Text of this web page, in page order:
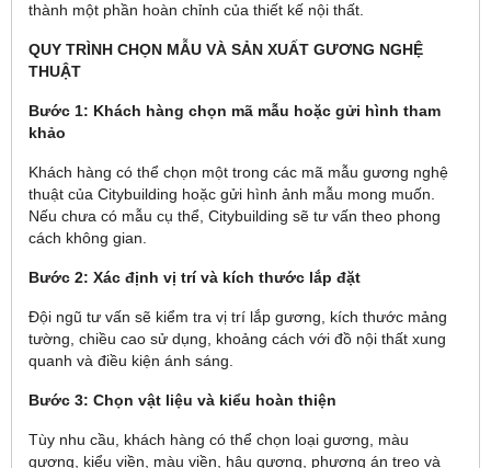
thành một phần hoàn chỉnh của thiết kế nội thất.
QUY TRÌNH CHỌN MẪU VÀ SẢN XUẤT GƯƠNG NGHỆ
THUẬT
Bước 1: Khách hàng chọn mã mẫu hoặc gửi hình tham
khảo
Khách hàng có thể chọn một trong các mã mẫu gương nghệ
thuật của Citybuilding hoặc gửi hình ảnh mẫu mong muốn.
Nếu chưa có mẫu cụ thể, Citybuilding sẽ tư vấn theo phong
cách không gian.
Bước 2: Xác định vị trí và kích thước lắp đặt
Đội ngũ tư vấn sẽ kiểm tra vị trí lắp gương, kích thước mảng
tường, chiều cao sử dụng, khoảng cách với đồ nội thất xung
quanh và điều kiện ánh sáng.
Bước 3: Chọn vật liệu và kiểu hoàn thiện
Tùy nhu cầu, khách hàng có thể chọn loại gương, màu
gương, kiểu viền, màu viền, hậu gương, phương án treo và